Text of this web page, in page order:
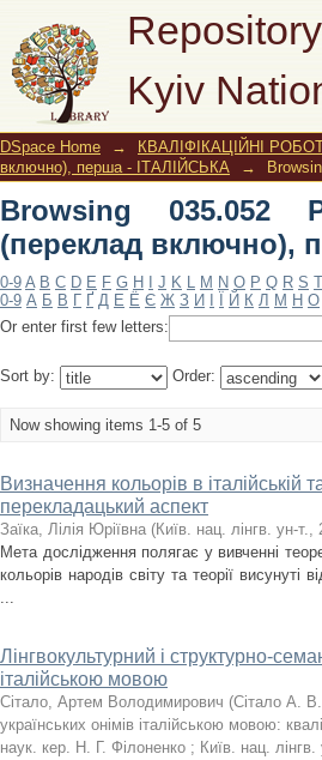
Kyiv
Browsing 035.052
ІТАЛІЙСЬКА by Title
DSpace Home → КВАЛІФІКАЦІЙНІ
включно), перша - ІТАЛІЙСЬКА
→
Browsing 035.052
(переклад включно),
0-9 A B C D E F G H J K L M N O P Q R S T
0-9 А Б В Г Ґ Д Е Ё Є Ж З И Й К Л М Н О
Or enter first few letters:
Sort by: Order:
Now showing items 1-5 of 5
Визначення кольорів в італійській
перекладацький аспект
Заїка, Лілія Юріївна (Київ. нац. лінгв. ун-т.,
Мета дослідження полягає у вивченні
кольорів народів світу та теорії
...
Лінгвокультурний і структурно-
італійською мовою
Сітало, Артем Володимирович (Сітало А. В.
українських онімів італійською мовою:
наук. кер. Н. Г. Філоненко ; Київ. нац.